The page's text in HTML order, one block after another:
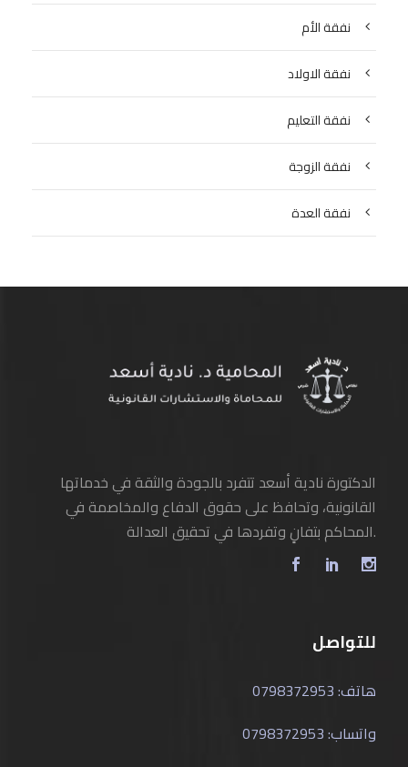
نفقة الأم
نفقة الاولاد
نفقة التعليم
نفقة الزوجة
نفقة العدة
الدكتورة نادية أسعد تتفرد بالجودة والثقة في خدماتها
القانونية، وتحافظ على حقوق الدفاع والمخاصمة في
المحاكم بتفانٍ وتفردها في تحقيق العدالة.
للتواصل
هاتف: 0798372953
واتساب: 0798372953